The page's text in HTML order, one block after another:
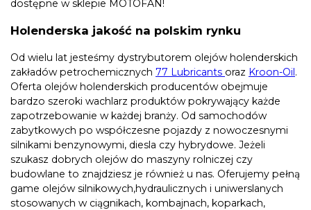
dostępne w sklepie MOTOFAN!
Holenderska jakość na polskim rynku
Od wielu lat jesteśmy dystrybutorem olejów holenderskich
zakładów petrochemicznych 77 Lubricants oraz Kroon-Oil.
Oferta olejów holenderskich producentów obejmuje
bardzo szeroki wachlarz produktów pokrywający każde
zapotrzebowanie w każdej branży. Od samochodów
zabytkowych po współczesne pojazdy z nowoczesnymi
silnikami benzynowymi, diesla czy hybrydowe. Jeżeli
szukasz dobrych olejów do maszyny rolniczej czy
budowlane to znajdziesz je również u nas. Oferujemy pełną
game olejów silnikowych,hydraulicznych i uniwerslanych
stosowanych w ciągnikach, kombajnach, koparkach,